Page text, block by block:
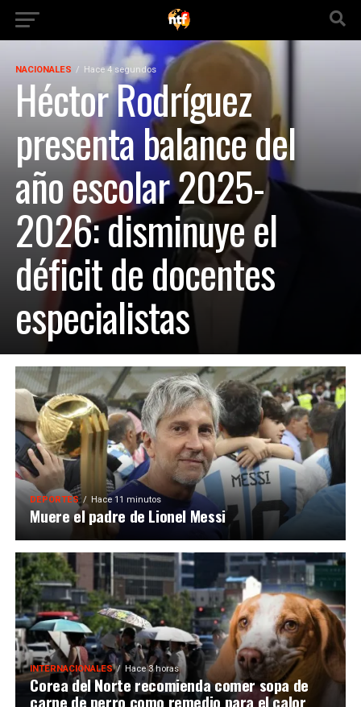
NACIONALES Hace 4 segundos
Héctor Rodríguez
presenta balance del
año escolar 2025-
2026: disminuye el
déficit de docentes
especialistas
DEPORTES Hace 11 minutos
Muere el padre de Lionel Messi
INTERNACIONALES Hace 3 horas
Corea del Norte recomienda comer sopa de
carne de perro como remedio para el calor